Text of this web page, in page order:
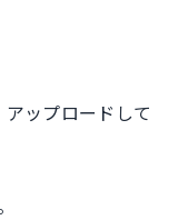
ップロードして